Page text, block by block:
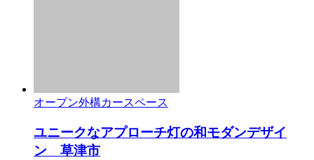
オープン外構カースペース
ユニークなアプローチ灯の和モダンデザイ
ン 草津市